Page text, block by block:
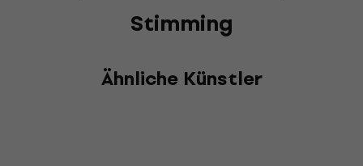
Stimming
Ähnliche Künstler